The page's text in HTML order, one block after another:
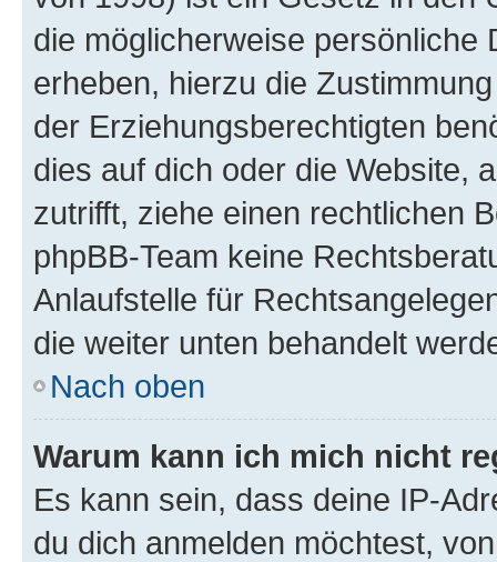
die möglicherweise persönliche
erheben, hierzu die
der Erziehungsberechtigten
dies auf dich oder die Website,
zutrifft, ziehe einen rechtlichen
phpBB-Team keine
Anlaufstelle für
die weiter unten behandelt
Nach oben
Warum kann ich mich nicht
Es kann sein, dass deine IP-
du dich anmelden möchtest,